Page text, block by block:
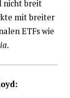
nicht breit
mit breiter
ETFs wie
.